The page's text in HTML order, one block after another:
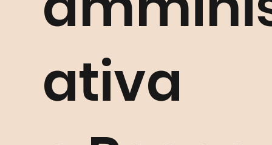
ativa